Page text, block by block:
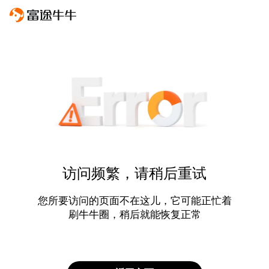
访问频繁，请稍后重试
您所要访问的页面不在这儿，它可能正忙着
刷牛牛圈，稍后就能恢复正常